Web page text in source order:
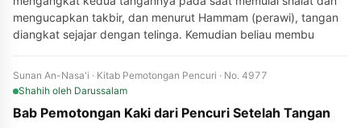
mengucapkan takbir, dan menurut Hammam (perawi), tangan
diangkat sejajar dengan telinga. Kemudian beliau membu
Sunan An-Nasa'i · Kitab Pemotongan Pencuri · No. 4977
Shahih oleh Darussalam
Bab Pemotongan Kaki dari Pencuri Setelah Tangan